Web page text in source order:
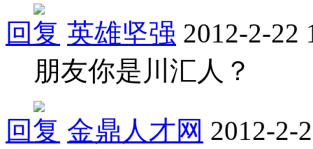
回复 英雄坚强 2012-2-22
朋友你是川汇人？
回复 金鼎人才网 2012-2-